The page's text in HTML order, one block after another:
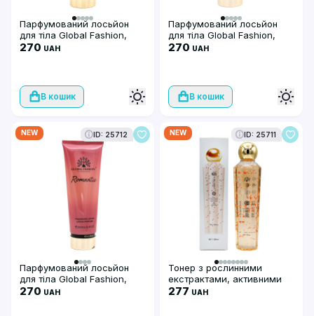
Парфумований лосьйон
для тіла Global Fashion,
Rush, 250 мл
270 UAH
В кошик
Парфумований лосьйон
для тіла Global Fashion,
Very Sexy Nigh, 250 мл
270 UAH
В кошик
NEW ID: 25712
Парфумований лосьйон
для тіла Global Fashion,
Romantic 250 ml
270 UAH
NEW ID: 25711
Тонер з рослинними
екстрактами, активними
пептидами, зволоження та
277 UAH